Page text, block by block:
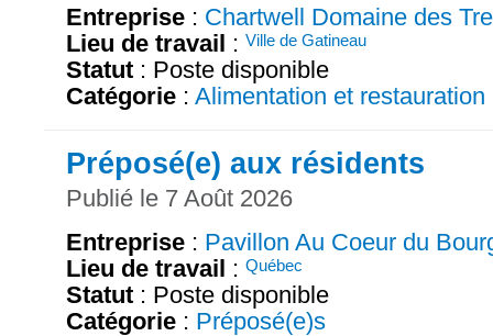
Entreprise : Chartwell Domaine des
Lieu de travail : Ville de Gatineau
Statut : Poste disponible
Catégorie : Alimentation et restauration
Préposé(e) aux résidents
Publié le 7 Août 2026
Entreprise : Pavillon Au Coeur du
Lieu de travail : Québec
Statut : Poste disponible
Catégorie : Préposé(e)s